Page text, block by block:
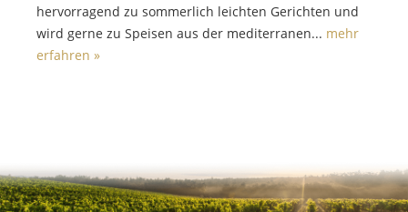
hervorragend zu sommerlich leichten Gerichten und
wird gerne zu Speisen aus der mediterranen... mehr
erfahren »